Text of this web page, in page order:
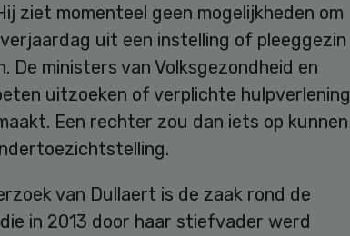
ziet momenteel geen mogelijkheden om
uit een instelling of pleeggezin
De ministers van Volksgezondheid en
uitzoeken of verplichte hulpverlening
Een rechter zou dan iets op kunnen
van Dullaert is de zaak rond de
in 2013 door haar stiefvader werd